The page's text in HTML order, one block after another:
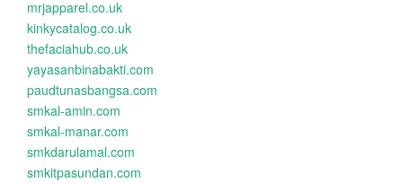
mrjapparel.co.uk
kinkycatalog.co.uk
thefaciahub.co.uk
yayasanbinabakti.com
paudtunasbangsa.com
smkal-amin.com
smkal-manar.com
smkdarulamal.com
smkitpasundan.com